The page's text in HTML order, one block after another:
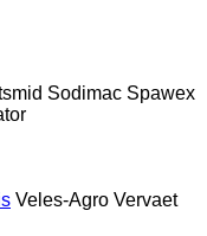
Sodimac Spawex
Veles-Agro Vervaet